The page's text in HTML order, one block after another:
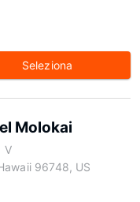
Seleziona
Molokai
V
96748, US